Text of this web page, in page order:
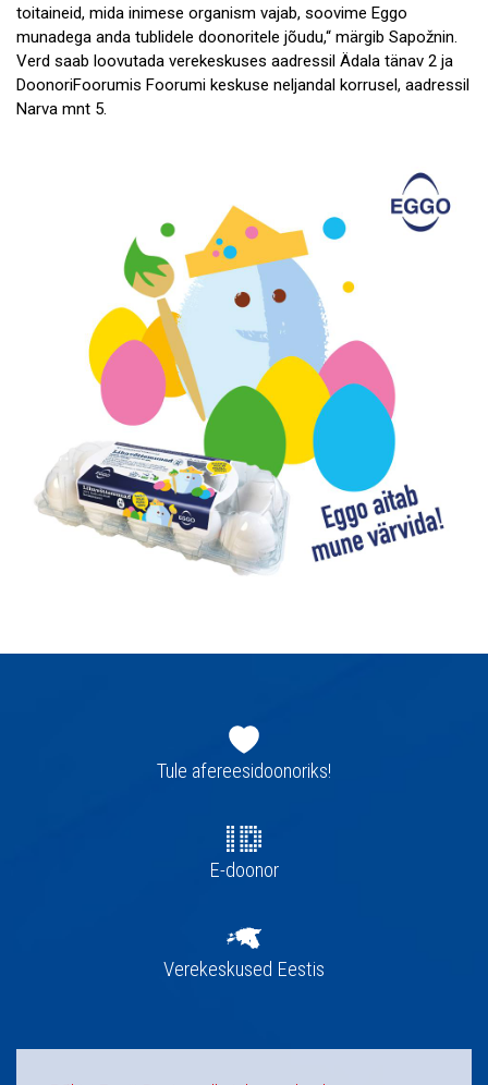
toitaineid, mida inimese organism vajab, soovime Eggo
munadega anda tublidele doonoritele jõudu,“ märgib Sapožnin.
Verd saab loovutada verekeskuses aadressil Ädala tänav 2 ja
DoonoriFoorumis Foorumi keskuse neljandal korrusel, aadressil
Narva mnt 5.
navigatsioonTule afereesidoonoriks!
E-doonor
Verekeskused Eestis